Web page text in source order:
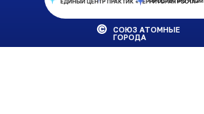
СОЮЗ АТОМНЫЕ
ГОРОДА
ЕДИНЫЙ ЦЕНТР ПРАКТИК «ТЕРРИТОРИЯ РОСТА»